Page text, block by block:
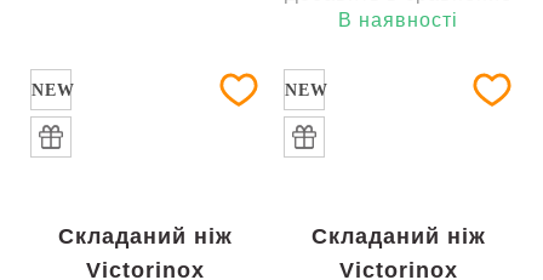
В наявності
NEW
Складаний ніж
Victorinox
NEW
Складаний ніж
Victorinox